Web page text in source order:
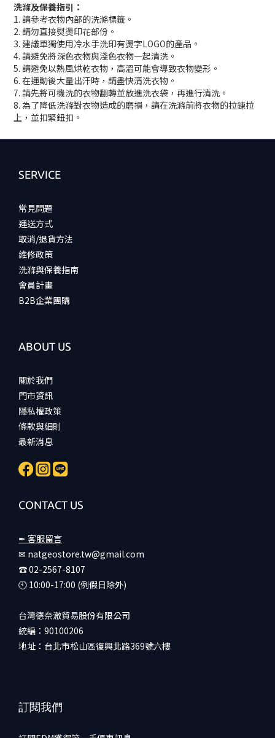
洗滌及保養指引：
1. 請參考衣物內部的洗滌標籤。
2. 請勿直接熨燙印花部份。
3. 建議單獨使用冷水手洗印有燙字LOGO的產品。
4. 請避免將深色衣物與淺色衣物一起清洗。
5. 請避免以熱風烘乾衣物，高溫可能會導致衣物變形。
6. 在運動後大量出汗時，請盡快清洗衣物。
7. 請先將可機洗的衣物翻轉並放進洗衣袋，再進行清洗。
8. 為了降低洗滌對衣物造成的磨損，請在洗滌前將衣物的拉鍊拉
上，並扣緊鈕扣。
SERVICE
常見問題
運送方式
取消/退貨方法
維修政策
洗滌與保養指南
會員計畫
B2B企業團購
ABOUT US
關於我們
門市資訊
隱私權政策
條款與細則
最新消息
CONTACT US
✒ 客服留言
✉ natgeostore.tw@gmail.com
☎︎ 02-2567-8107
🕙︎ 10:00-17:00 (例假日除外)
台灣德奈澈貿易股份有限公司
統編：90100206
地址：台北市松山區復興北路369號六樓
訂閱我們